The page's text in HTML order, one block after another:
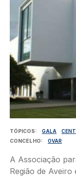
TÓPICOS GALA
CONCELHO
OVAR
A Associação
Região de Aveiro